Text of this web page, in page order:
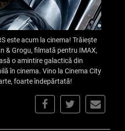
este acum la cinema! Trăiește
& Grogu, filmată pentru IMAX,
o amintire galactică din
în cinema. Vino la Cinema City
foarte îndepărtată!